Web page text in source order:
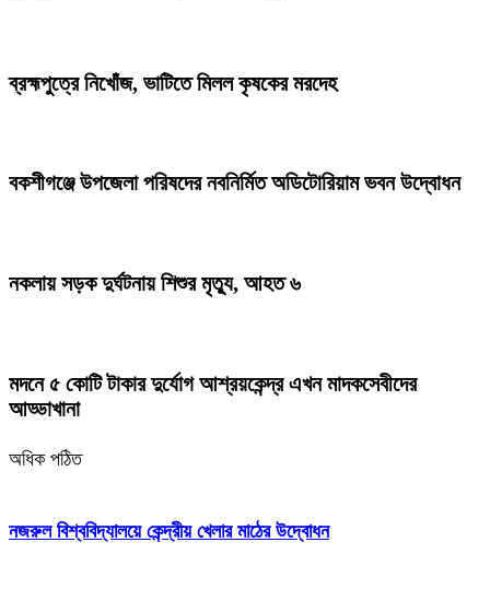
ব্রহ্মপুত্রে নিখোঁজ, ভাটিতে মিলল কৃষকের মরদেহ
বকশীগঞ্জে উপজেলা পরিষদের নবনির্মিত অডিটোরিয়াম ভবন উদ্বোধন
নকলায় সড়ক দুর্ঘটনায় শিশুর মৃত্যু, আহত ৬
মদনে ৫ কোটি টাকার দুর্যোগ আশ্রয়কেন্দ্র এখন মাদকসেবীদের
আড্ডাখানা
অধিক পঠিত
নজরুল বিশ্ববিদ্যালয়ে কেন্দ্রীয় খেলার মাঠের উদ্বোধন